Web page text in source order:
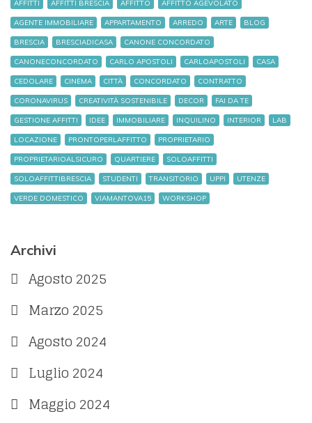
AFFITTI AFFITTI BRESCIA AFFITTO AFFITTO AGEVOLATO
AGENTE IMMOBILIARE APPARTAMENTO ARREDO ARTE BLOG
BRESCIA BRESCIADICASA CANONE CONCORDATO
CANONECONCORDATO CARLO APOSTOLI CARLOAPOSTOLI CASA
CEDOLARE CINEMA CITTÀ CONCORDATO CONTRATTO
CORONAVIRUS CREATIVITÀ SOSTENIBILE DECOR FAI DA TE
GESTIONE AFFITTI IDEE IMMOBILIARE INQUILINO INTERIOR LAB
LOCAZIONE PRONTOPERLAFFITTO PROPRIETARIO
PROPRIETARIOALSICURO QUARTIERE SOLOAFFITTI
SOLOAFFITTIBRESCIA STUDENTI TRANSITORIO UPPI UTENZE
VERDE DOMESTICO VIAMANTOVA15 WORKSHOP
Archivi
Agosto 2025
Marzo 2025
Agosto 2024
Luglio 2024
Maggio 2024